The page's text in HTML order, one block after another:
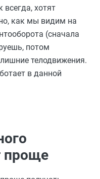
всегда, хотят
но, как мы видим на
(сначала
потом
телодвижения.
в данной
проще